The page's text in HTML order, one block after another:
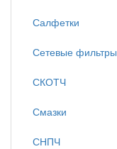
Салфетки
Сетевые фильтры
СКОТЧ
Смазки
СНПЧ